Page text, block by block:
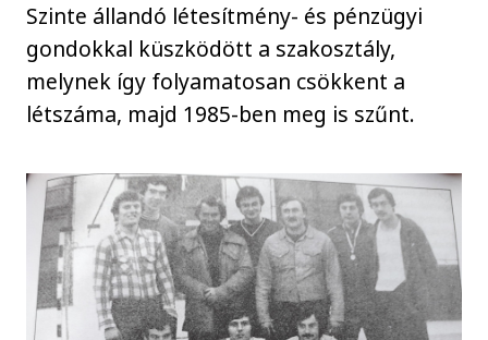
Szinte állandó létesítmény- és pénzügyi
gondokkal küszködött a szakosztály,
melynek így folyamatosan csökkent a
létszáma, majd 1985-ben meg is szűnt.